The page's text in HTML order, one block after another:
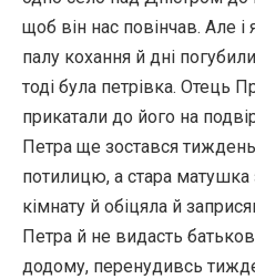
щоб він нас повінчав. Але
палу кохання й дні
тоді була петрівка. Отець
прикатали до його на
Петра ще зостався
потилицю, а стара
кімнату й обіцяла й
Петра й не видасть
додому, перенудивсь